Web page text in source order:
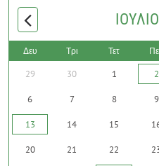
Δευ Τρι Τετ
29 30 1 2
6 7 8 9
13 14 15
20 21 22